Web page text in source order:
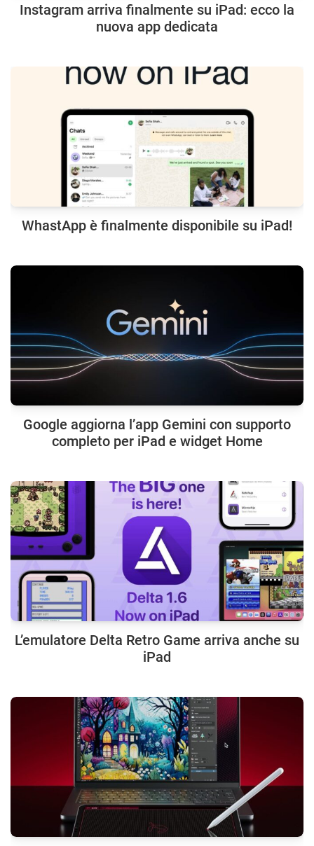
Instagram arriva finalmente su iPad: ecco la
nuova app dedicata
WhastApp è finalmente disponibile su iPad!
Google aggiorna l’app Gemini con supporto
completo per iPad e widget Home
L’emulatore Delta Retro Game arriva anche su
iPad